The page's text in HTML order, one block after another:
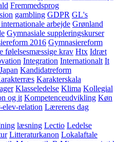
Fremmedsprog
gambling GDPR GL's
arbejde Grønland
Gymnasiale suppleringskurser
2016 Gymnasiereform
følelsesmæssige krav Htx Idræt
Integration Internationalt It
Japan Kandidatreform
Karakterskala
Klasseledelse Klima Kollegial
og it Kompetenceudvikling Køn
relation Lærerens dag
læsning Lectio Ledelse
Litteraturkanon Lokalaftale